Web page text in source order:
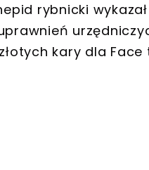
rybnicki
kary dla